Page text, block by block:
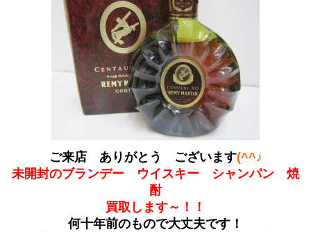
ご来店 ありがとう ございます(^^♪
未開封のブランデー ウイスキー シャンパン 焼
酎
買取します～！！
何十年前のもので大丈夫です！